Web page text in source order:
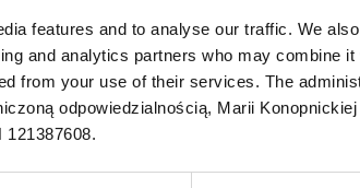
features and to analyse our traffic. We
and analytics partners who may combine it
from your use of their services. The
odpowiedzialnością, Marii Konopnickiej
121387608.